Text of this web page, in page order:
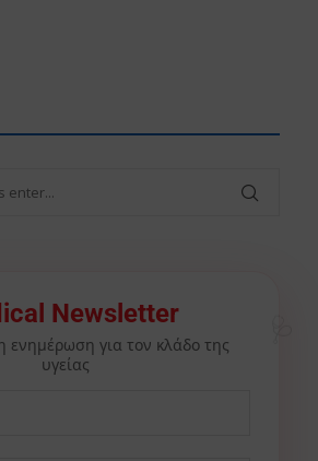
Newsletter
ενημέρωση για τον κλάδο της
υγείας